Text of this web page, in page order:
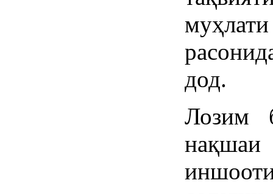
дод.
Лозим